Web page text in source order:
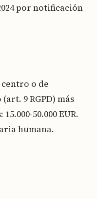
por notificación
o de
9 RGPD) más
50.000 EUR.
humana.